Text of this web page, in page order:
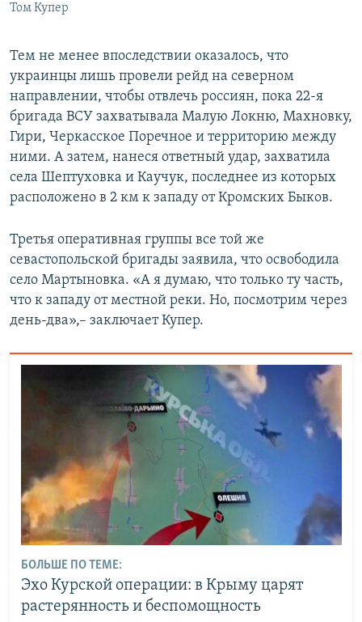
Том Купер
Тем не менее впоследствии оказалось, что
украинцы лишь провели рейд на северном
направлении, чтобы отвлечь россиян, пока 22-я
бригада ВСУ захватывала Малую Локню, Махновку,
Гири, Черкасское Поречное и территорию между
ними. А затем, нанеся ответный удар, захватила
села Шептуховка и Каучук, последнее из которых
расположено в 2 км к западу от Кромских Быков.
Третья оперативная группы все той же
севастопольской бригады заявила, что освободила
село Мартыновка. «А я думаю, что только ту часть,
что к западу от местной реки. Но, посмотрим через
день-два»,– заключает Купер.
БОЛЬШЕ ПО ТЕМЕ:
Эхо Курской операции: в Крыму царят
растерянность и беспомощность